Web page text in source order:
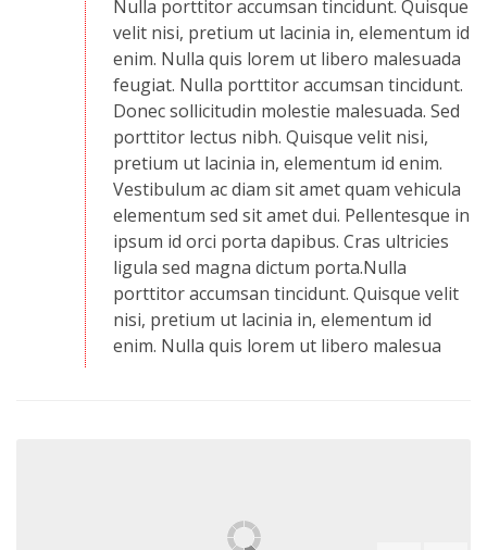
Nulla porttitor accumsan tincidunt. Quisque
velit nisi, pretium ut lacinia in, elementum id
enim. Nulla quis lorem ut libero malesuada
feugiat. Nulla porttitor accumsan tincidunt.
Donec sollicitudin molestie malesuada. Sed
porttitor lectus nibh. Quisque velit nisi,
pretium ut lacinia in, elementum id enim.
Vestibulum ac diam sit amet quam vehicula
elementum sed sit amet dui. Pellentesque in
ipsum id orci porta dapibus. Cras ultricies
ligula sed magna dictum porta.Nulla
porttitor accumsan tincidunt. Quisque velit
nisi, pretium ut lacinia in, elementum id
enim. Nulla quis lorem ut libero malesua